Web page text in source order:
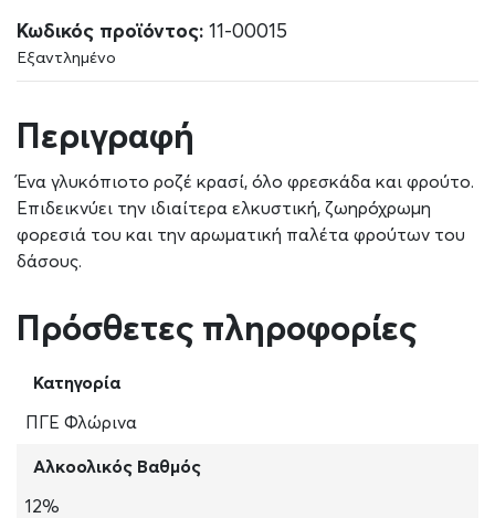
Κωδικός προϊόντος: 11-00015
Εξαντλημένο
Περιγραφή
Ένα γλυκόπιοτο ροζέ κρασί, όλο φρεσκάδα και φρούτο.
Επιδεικνύει την ιδιαίτερα ελκυστική, ζωηρόχρωμη
φορεσιά του και την αρωματική παλέτα φρούτων του
δάσους.
Πρόσθετες πληροφορίες
Κατηγορία
ΠΓΕ Φλώρινα
Αλκοολικός Βαθμός
12%